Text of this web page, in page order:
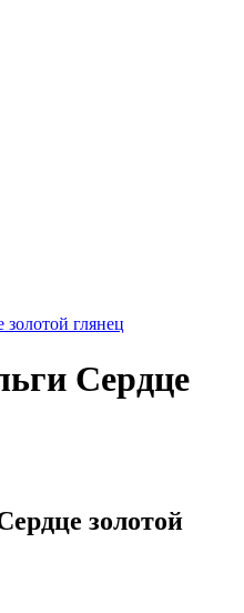
глянец
Сердце
золотой